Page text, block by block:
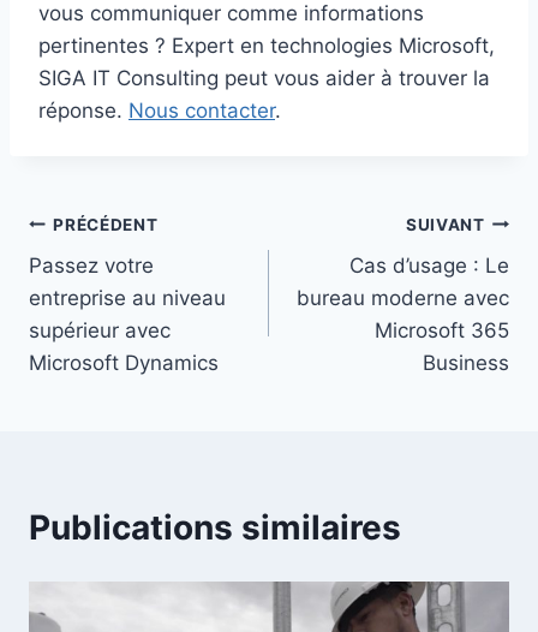
vous communiquer comme informations
pertinentes ? Expert en technologies Microsoft,
SIGA IT Consulting peut vous aider à trouver la
réponse. Nous contacter.
Navigation
de
l’article
PRÉCÉDENT
Passez votre
entreprise au niveau
supérieur avec
Microsoft Dynamics
SUIVANT
Cas d’usage : Le
bureau moderne avec
Microsoft 365
Business
Publications similaires